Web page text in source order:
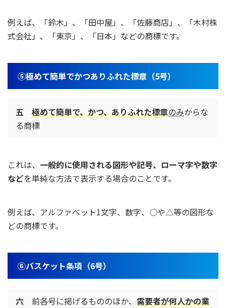
例えば、「鈴木」、「田中屋」、「佐藤商店」、「木村株
式会社」、「東京」、「日本」などの商標です。
⑤極めて簡単でかつありふれた標章（5号）
五 極めて簡単で、かつ、ありふれた標章のみからな
る商標
これは、 一般的に使用される図形や記号、ローマ字や数字
などを単純な方法で表示する場合のことです。
例えば、アルファベット1文字、数字、○や△等の図形な
どの商標です。
⑥バスケット条項（6号）
六 前各号に掲げるもののほか、 需要者が何人かの業